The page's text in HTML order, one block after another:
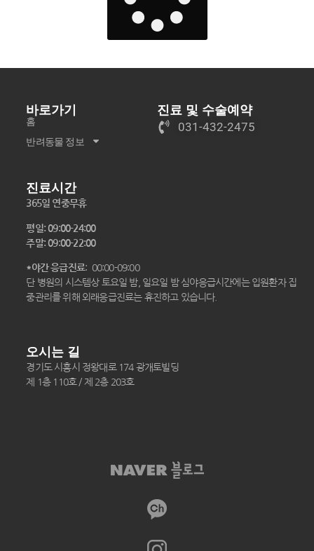
바로가기
홈
반려동물 정보
진료 및 수술예약
031-432-2475
진료시간
365일 연중무휴
평일: 09:00-24:00
주말: 09:00-22:00
*야간 응급진료: 00:00-09:00
단 병원의 시스템상 토요일 밤, 일요일 밤 심야응급시간에는 입원환자 집
중관리를 위해 외래응급진료는 휴진하고 있습니다.
오시는 길
경기도 시흥시 정왕대로 174 광개토빌딩
제 1층 110호 / 제 2층 203호